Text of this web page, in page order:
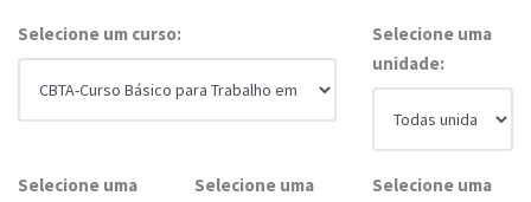
Selecione um curso:
Selecione uma
unidade:
Selecione uma
Selecione uma
Selecione uma